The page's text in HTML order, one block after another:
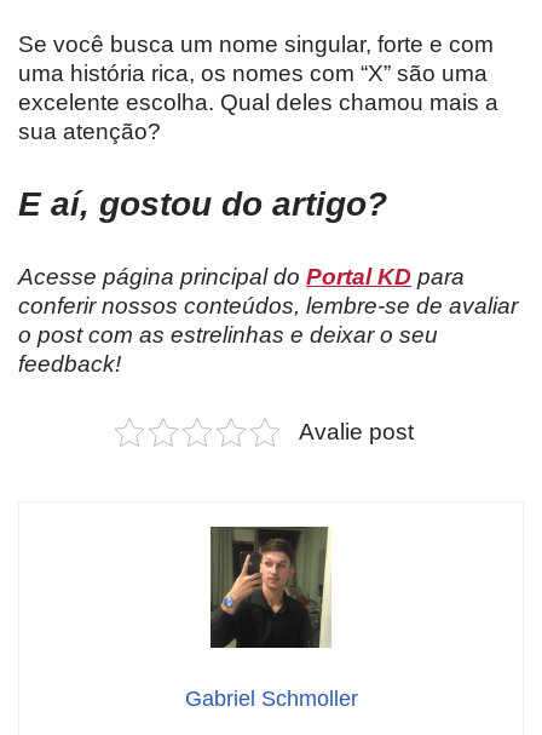
Se você busca um nome singular, forte e com
uma história rica, os nomes com “X” são uma
excelente escolha. Qual deles chamou mais a
sua atenção?
E aí, gostou do artigo?
Acesse página principal do Portal KD para
conferir nossos conteúdos, lembre-se de avaliar
o post com as estrelinhas e deixar o seu
feedback!
Avalie post
Gabriel Schmoller